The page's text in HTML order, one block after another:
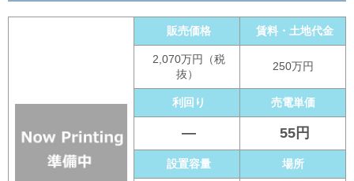
販売価格 賃料・土地代金
2,070万円（税
抜）
250万円
利回り 売電単価
― 55円
設置容量 場所